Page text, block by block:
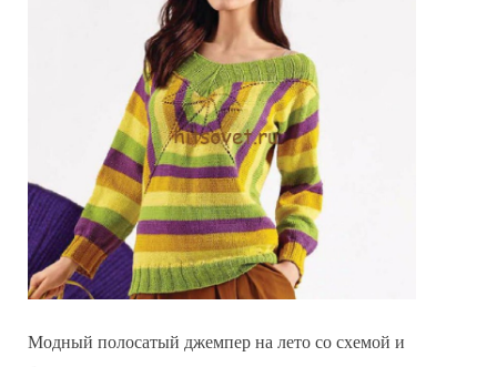
Модный полосатый джемпер на лето со схемой и